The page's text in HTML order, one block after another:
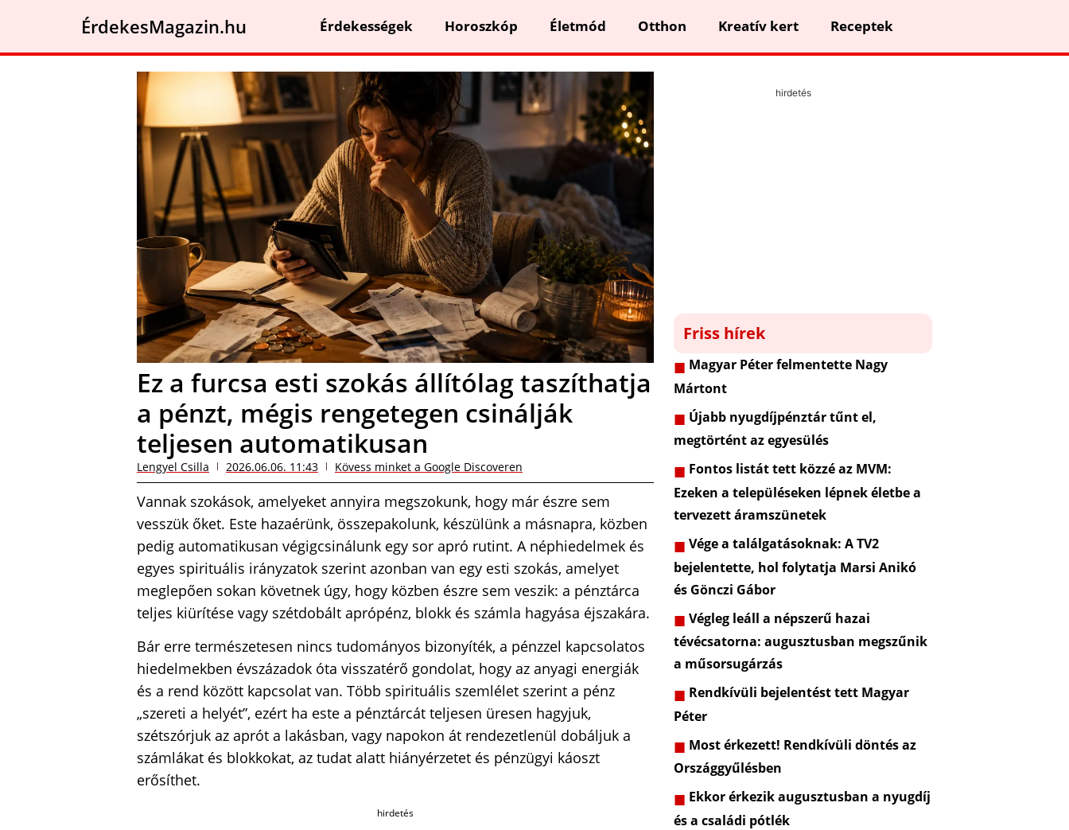
ÉrdekesMagazin.hu Érdekességek Horoszkóp Életmód Otthon Kreatív kert Receptek
Ez a furcsa esti szokás állítólag taszíthatja
a pénzt, mégis rengetegen csinálják
teljesen automatikusan
Lengyel Csilla 2026.06.06. 11:43 Kövess minket a Google Discoveren
Vannak szokások, amelyeket annyira megszokunk, hogy már észre sem
vesszük őket. Este hazaérünk, összepakolunk, készülünk a másnapra, közben
pedig automatikusan végigcsinálunk egy sor apró rutint. A néphiedelmek és
egyes spirituális irányzatok szerint azonban van egy esti szokás, amelyet
meglepően sokan követnek úgy, hogy közben észre sem veszik: a pénztárca
teljes kiürítése vagy szétdobált aprópénz, blokk és számla hagyása éjszakára.
Bár erre természetesen nincs tudományos bizonyíték, a pénzzel kapcsolatos
hiedelmekben évszázadok óta visszatérő gondolat, hogy az anyagi energiák
és a rend között kapcsolat van. Több spirituális szemlélet szerint a pénz
„szereti a helyét”, ezért ha este a pénztárcát teljesen üresen hagyjuk,
szétszórjuk az aprót a lakásban, vagy napokon át rendezetlenül dobáljuk a
számlákat és blokkokat, az tudat alatt hiányérzetet és pénzügyi káoszt
erősíthet.
hirdetés
hirdetés
Friss hírek
Magyar Péter felmentette Nagy
Mártont
Újabb nyugdíjpénztár tűnt el,
megtörtént az egyesülés
Fontos listát tett közzé az MVM:
Ezeken a településeken lépnek életbe a
tervezett áramszünetek
Vége a találgatásoknak: A TV2
bejelentette, hol folytatja Marsi Anikó
és Gönczi Gábor
Végleg leáll a népszerű hazai
tévécsatorna: augusztusban megszűnik
a műsorsugárzás
Rendkívüli bejelentést tett Magyar
Péter
Most érkezett! Rendkívüli döntés az
Országgyűlésben
Ekkor érkezik augusztusban a nyugdíj
és a családi pótlék